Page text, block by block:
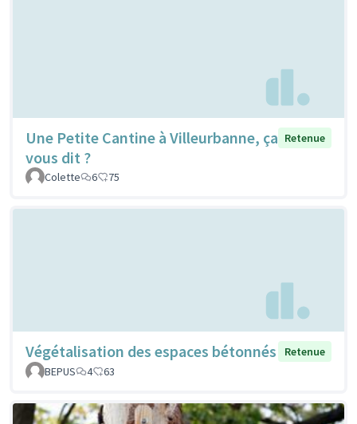
Une Petite Cantine à Villeurbanne, ça
vous dit ?
Retenue
Colette 6 75
Végétalisation des espaces bétonnés
Retenue
BEPUS
4 63